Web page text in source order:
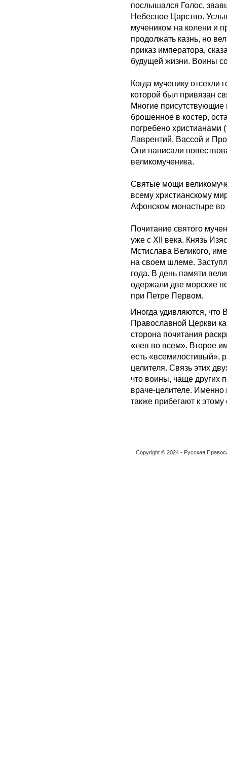
послышался Голос,
Небесное Царство.
мучеником на колени и
продолжать казнь, но
приказ императора,
будущей жизни. Воины
Когда мученику отсекли
которой был привязан
Многие присутствующие
брошенное в костер,
погребено христианами
Лаврентий, Вассой и
Они написали
великомученика.
Святые мощи
всему христианскому
Афонском монастыре во
Почитание святого
уже с ХII века. Князь
Мстислава Великого,
на своем шлеме.
года. В день памяти
одержали две морские
при Петре Первом.
Иногда удивляются, что
Православной Церкви
сторона почитания
«лев во всем». Второе
есть «всемилостивый»,
целителя. Связь этих
что воины, чаще других
враче-целителе. Именно
также прибегают к
Copyright © 2024 - Русская